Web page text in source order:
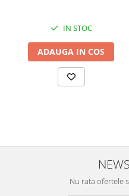
Lotiune de corp Les Secrets
IN STOC
ADAUGA IN COS
Nu rata ofertele